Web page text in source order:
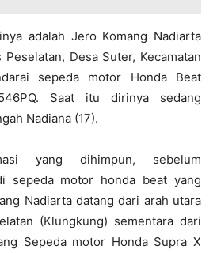
adalah Jero Komang Nadiarta
Peselatan, Desa Suter, Kecamatan
sepeda motor Honda Beat
Saat itu dirinya sedang
Nadiana (17).
yang dihimpun, sebelum
sepeda motor honda beat yang
Nadiarta datang dari arah utara
(Klungkung) sementara dari
Sepeda motor Honda Supra X